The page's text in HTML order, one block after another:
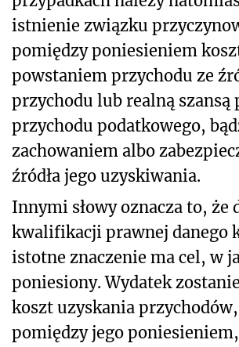
istnienie związku
pomiędzy poniesieniem
powstaniem przychodu ze
przychodu lub realną szansą
przychodu podatkowego,
zachowaniem albo
źródła jego uzyskiwania.
Innymi słowy oznacza to, że
kwalifikacji prawnej danego
istotne znaczenie ma cel, w
poniesiony. Wydatek
koszt uzyskania
pomiędzy jego